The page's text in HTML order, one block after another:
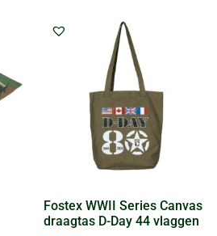
Fostex WWII Series Canvas
draagtas D-Day 44 vlaggen